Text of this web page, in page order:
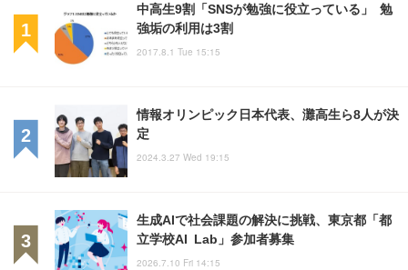
中高生9割「SNSが勉強に役立っている」 勉
強垢の利用は3割
2017.8.1 Tue 15:15
情報オリンピック日本代表、灘高生ら8人が決
定
2024.3.27 Wed 19:15
生成AIで社会課題の解決に挑戦、東京都「都
立学校AI Lab」参加者募集
2026.7.10 Fri 14:15